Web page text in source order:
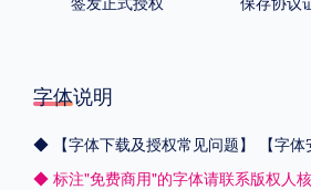
字体说明
◆ 【字体下载及授权常见问题】
【字
◆ 标注"免费商用"的字体请联系版权人